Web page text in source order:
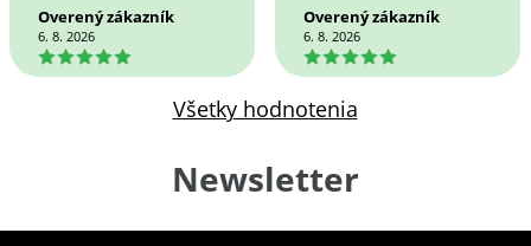
Overený zákazník
6. 8. 2026
5
Overený zákazník
6. 8. 2026
5
Všetky hodnotenia
Newsletter